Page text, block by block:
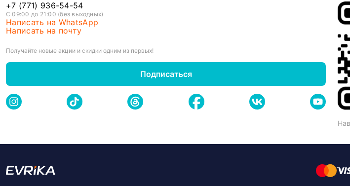
+7 (771) 936-54-54
С 09:00 до 21:00 (без выходных)
Написать на WhatsApp
Написать на почту
Получайте новые акции и скидки одним из первых!
Подписаться